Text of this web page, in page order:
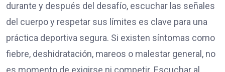
durante y después del desafío, escuchar las señales
del cuerpo y respetar sus límites es clave para una
práctica deportiva segura. Si existen síntomas como
fiebre, deshidratación, mareos o malestar general, no
es momento de exigirse ni competir. Escuchar al